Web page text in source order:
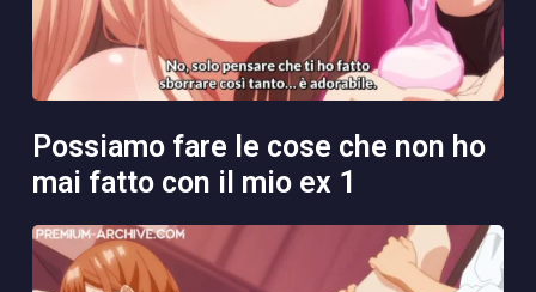
possiamo fare le cose che non ho
mai fatto con il mio ex 1